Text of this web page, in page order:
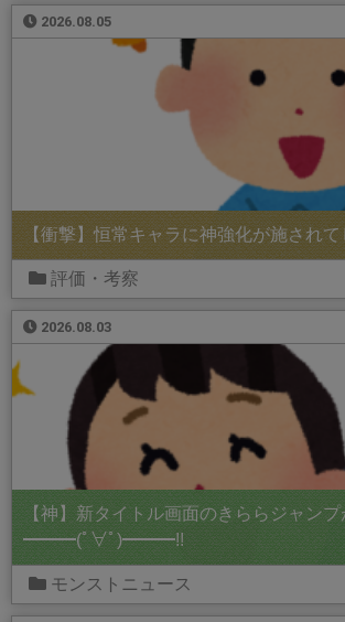
2026.08.05
【衝撃】恒常キャラに神強化が施され
評価・考察
2026.08.03
【神】新タイトル画面のきららジャン
━━━(ﾟ∀ﾟ)━━━!!
モンストニュース